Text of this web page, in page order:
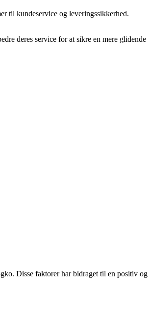
til kundeservice og leveringssikkerhed.
deres service for at sikre en mere glidende
Disse faktorer har bidraget til en positiv og